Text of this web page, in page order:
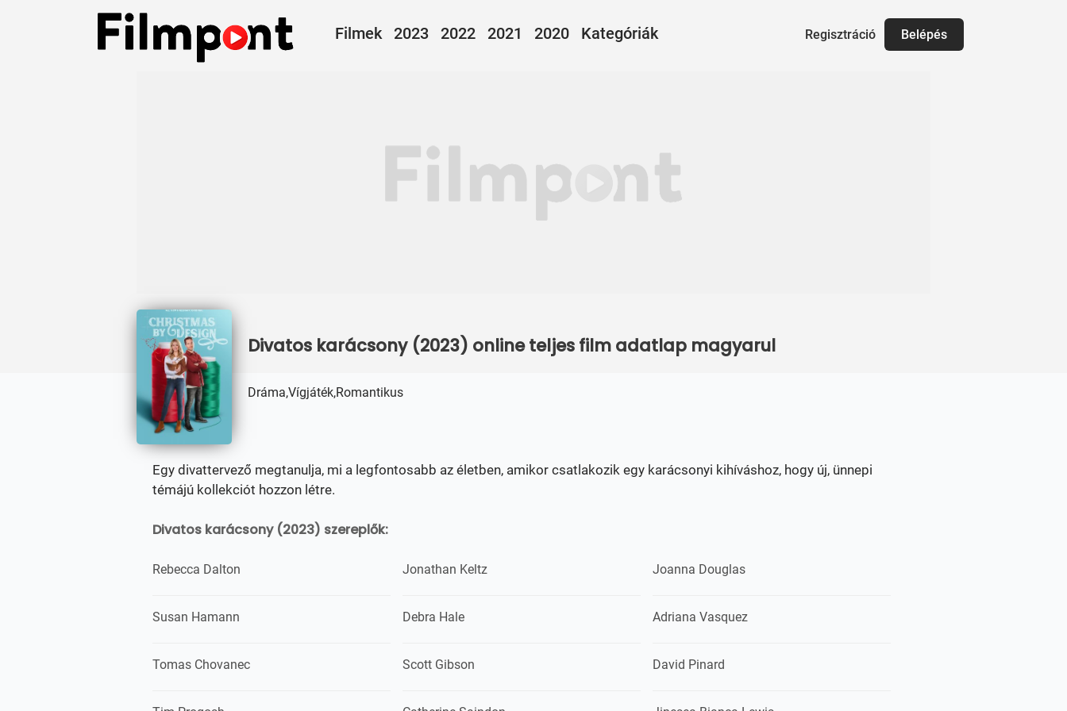
Filmek 2023 2022 2021 2020 Kategóriák Belépés
Regisztráció
Divatos karácsony (2023) online teljes film adatlap magyarul
Dráma,Vígjáték,Romantikus
Egy divattervező megtanulja, mi a legfontosabb az életben, amikor csatlakozik egy karácsonyi kihíváshoz, hogy új, ünnepi
témájú kollekciót hozzon létre.
Divatos karácsony (2023) szereplők:
Rebecca Dalton Jonathan Keltz Joanna Douglas
Susan Hamann Debra Hale Adriana Vasquez
Tomas Chovanec Scott Gibson David Pinard